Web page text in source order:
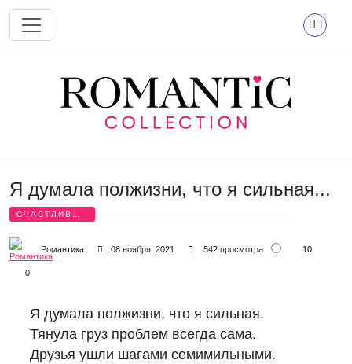
Перейти к основному содержанию
Я думала полжизни, что я сильная...
СЧАСТЛИВЫЕ
Романтика 08 ноября, 2021 542 просмотра 10
0
Я думала полжизни, что я сильная.
Тянула груз проблем всегда сама.
Друзья ушли шагами семимильными.